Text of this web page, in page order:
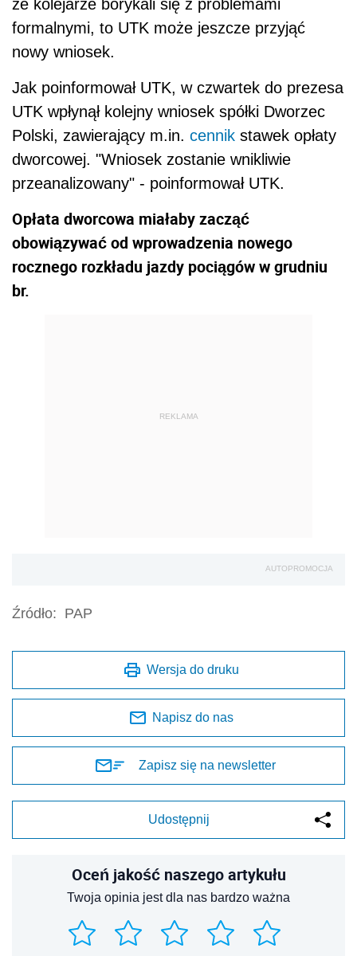
że kolejarze borykali się z problemami
formalnymi, to UTK może jeszcze przyjąć
nowy wniosek.
Jak poinformował UTK, w czwartek do prezesa
UTK wpłynął kolejny wniosek spółki Dworzec
Polski, zawierający m.in. cennik stawek opłaty
dworcowej. "Wniosek zostanie wnikliwie
przeanalizowany" - poinformował UTK.
Opłata dworcowa miałaby zacząć
obowiązywać od wprowadzenia nowego
rocznego rozkładu jazdy pociągów w grudniu
br.
REKLAMA
AUTOPROMOCJA
Źródło: PAP
Wersja do druku
Napisz do nas
Zapisz się na newsletter
Udostępnij
Oceń jakość naszego artykułu
Twoja opinia jest dla nas bardzo ważna